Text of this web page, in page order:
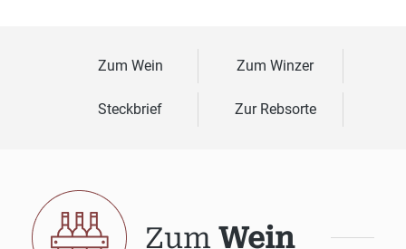
Zum Wein Zum Winzer
Steckbrief Zur Rebsorte
Zum Wein